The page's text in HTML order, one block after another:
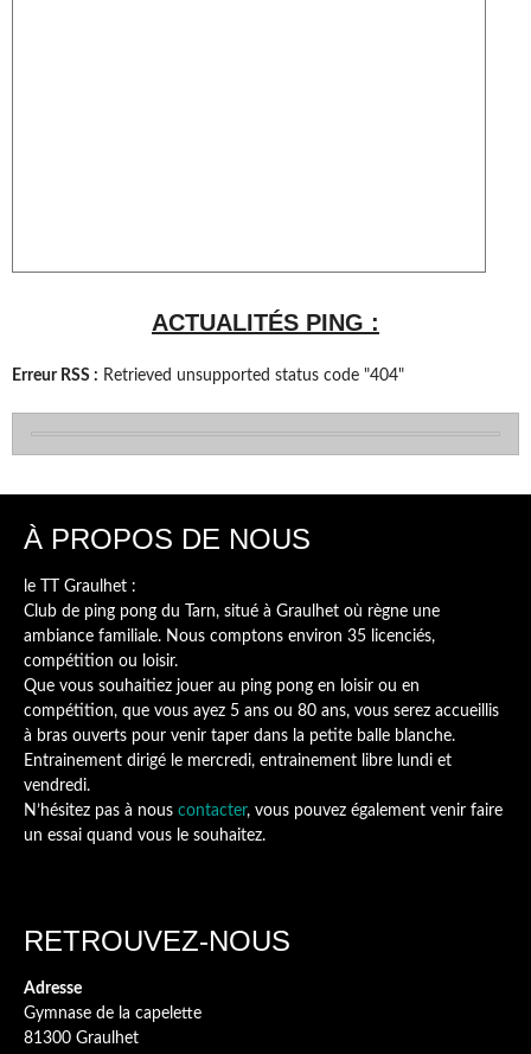
ACTUALITÉS PING :
Erreur RSS : Retrieved unsupported status code "404"
À PROPOS DE NOUS
le TT Graulhet :
Club de ping pong du Tarn, situé à Graulhet où règne une
ambiance familiale. Nous comptons environ 35 licenciés,
compétition ou loisir.
Que vous souhaitiez jouer au ping pong en loisir ou en
compétition, que vous ayez 5 ans ou 80 ans, vous serez accueillis
à bras ouverts pour venir taper dans la petite balle blanche.
Entrainement dirigé le mercredi, entrainement libre lundi et
vendredi.
N’hésitez pas à nous contacter, vous pouvez également venir faire
un essai quand vous le souhaitez.
RETROUVEZ-NOUS
Adresse
Gymnase de la capelette
81300 Graulhet